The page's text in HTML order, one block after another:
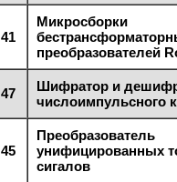
41
Микросборки
преобразователей
47
Шифратор и
числоимпульсного
45
Преобразователь
унифицированных
сигалов